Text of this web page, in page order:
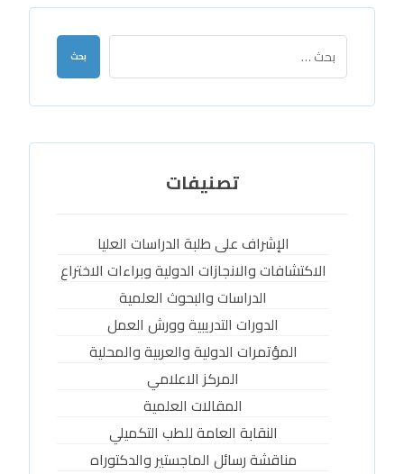
بحث
تصنيفات
الإشراف على طلبة الدراسات العليا
الاكتشافات والانجازات الدولية وبراءات الاختراع
الدراسات والبحوث العلمية
الدورات التدريبية وورش العمل
المؤتمرات الدولية والعربية والمحلية
المركز الاعلامي
المقالات العلمية
النقابة العامة للطب التكميلي
مناقشة رسائل الماجستير والدكتوراه